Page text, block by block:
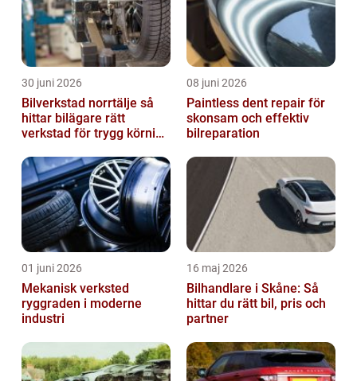
30 juni 2026
Bilverkstad norrtälje så
hittar bilägare rätt
verkstad för trygg körning
08 juni 2026
Paintless dent repair för
skonsam och effektiv
bilreparation
01 juni 2026
Mekanisk verksted
ryggraden i moderne
industri
16 maj 2026
Bilhandlare i Skåne: Så
hittar du rätt bil, pris och
partner